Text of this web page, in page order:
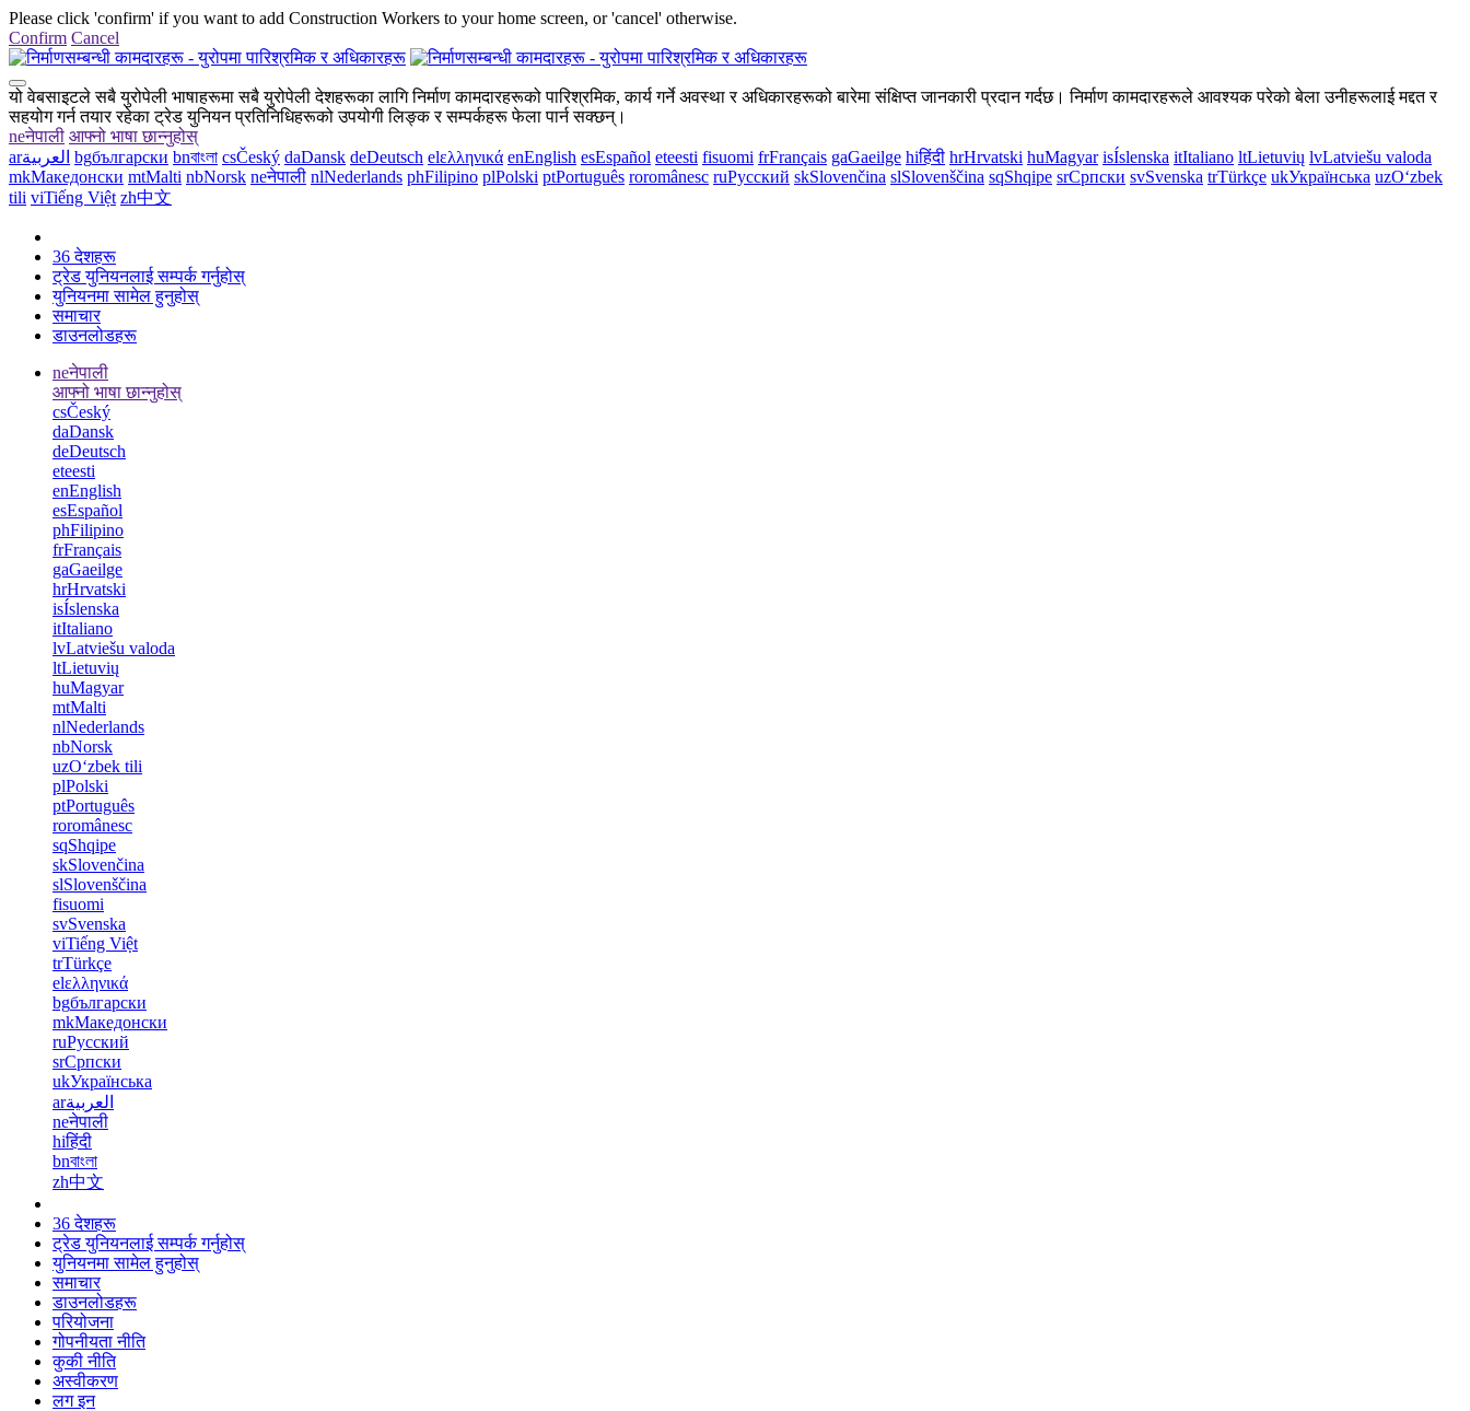
Please click 'confirm' if you want to add Construction Workers to your home screen, or 'cancel' otherwise.
Confirm Cancel
यो वेबसाइटले सबै युरोपेली भाषाहरूमा सबै युरोपेली देशहरूका लागि निर्माण कामदारहरूको पारिश्रमिक, कार्य गर्ने अवस्था र अधिकारहरूको बारेमा संक्षिप्त जानकारी प्रदान गर्दछ। निर्माण कामदारहरूले आवश्यक परेको बेला उनीहरूलाई मद्दत र
सहयोग गर्न तयार रहेका ट्रेड युनियन प्रतिनिधिहरूको उपयोगी लिङ्क र सम्पर्कहरू फेला पार्न सक्छन्।
neनेपाली आफ्नो भाषा छान्नुहोस्
arالعربية bgбългарски bnবাংলা csČeský daDansk deDeutsch elελληνικά enEnglish esEspañol eteesti fisuomi frFrançais gaGaeilge hiहिंदी hrHrvatski huMagyar isÍslenska itItaliano ltLietuvių lvLatviešu valoda
mkМакедонски mtMalti nbNorsk neनेपाली nlNederlands phFilipino plPolski ptPortuguês roromânesc ruРусский skSlovenčina slSlovenščina sqShqipe srСрпски svSvenska trTürkçe ukУкраїнська uzOʻzbek
tili viTiếng Việt zh中文
36 देशहरू
ट्रेड युनियनलाई सम्पर्क गर्नुहोस्
युनियनमा सामेल हुनुहोस्
समाचार
डाउनलोडहरू
neनेपाली
आफ्नो भाषा छान्नुहोस्
csČeský
daDansk
deDeutsch
eteesti
enEnglish
esEspañol
phFilipino
frFrançais
gaGaeilge
hrHrvatski
isÍslenska
itItaliano
lvLatviešu valoda
ltLietuvių
huMagyar
mtMalti
nlNederlands
nbNorsk
uzOʻzbek tili
plPolski
ptPortuguês
roromânesc
sqShqipe
skSlovenčina
slSlovenščina
fisuomi
svSvenska
viTiếng Việt
trTürkçe
elελληνικά
bgбългарски
mkМакедонски
ruРусский
srСрпски
ukУкраїнська
arالعربية
neनेपाली
hiहिंदी
bnবাংলা
zh中文
36 देशहरू
ट्रेड युनियनलाई सम्पर्क गर्नुहोस्
युनियनमा सामेल हुनुहोस्
समाचार
डाउनलोडहरू
परियोजना
गोपनीयता नीति
कुकी नीति
अस्वीकरण
लग इन